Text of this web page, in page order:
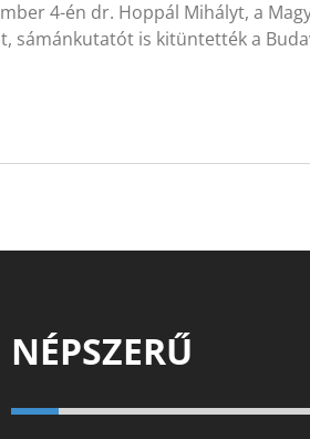
4-én dr. Hoppál Mihályt, a
sámánkutatót is kitüntették a
NÉPSZERŰ